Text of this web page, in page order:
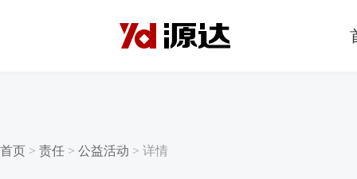
首页 > 责任 > 公益活动 > 详情